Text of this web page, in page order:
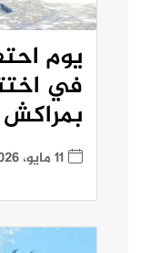
يوم
في
بمراكش
11 مايو، 2026